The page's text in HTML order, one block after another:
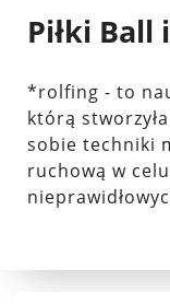
Piłki Ball
*rolfing - to
którą
sobie techniki
ruchową w